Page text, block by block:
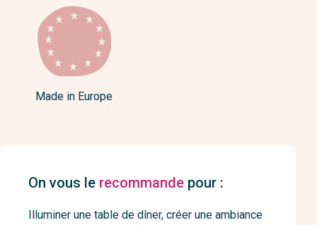
Made in Europe
On vous le recommande pour :
Illuminer une table de dîner, créer une ambiance